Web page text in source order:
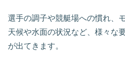
選手の調子や競艇場への慣れ、
天候や水面の状況など、様々な
が出てきます。